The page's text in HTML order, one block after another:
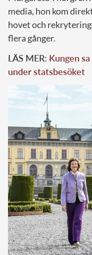
media, hon kom
hovet och
flera gånger.
LÄS MER: Kungen
under statsbesöket